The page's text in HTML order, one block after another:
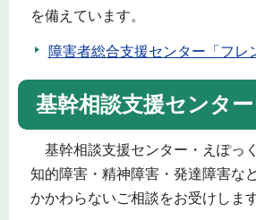
を備えています。
障害者総合支援センター「フレ
基幹相談支援センタ
基幹相談支援センター・えぽっ
知的障害・精神障害・発達障害な
かかわらないご相談をお受けします